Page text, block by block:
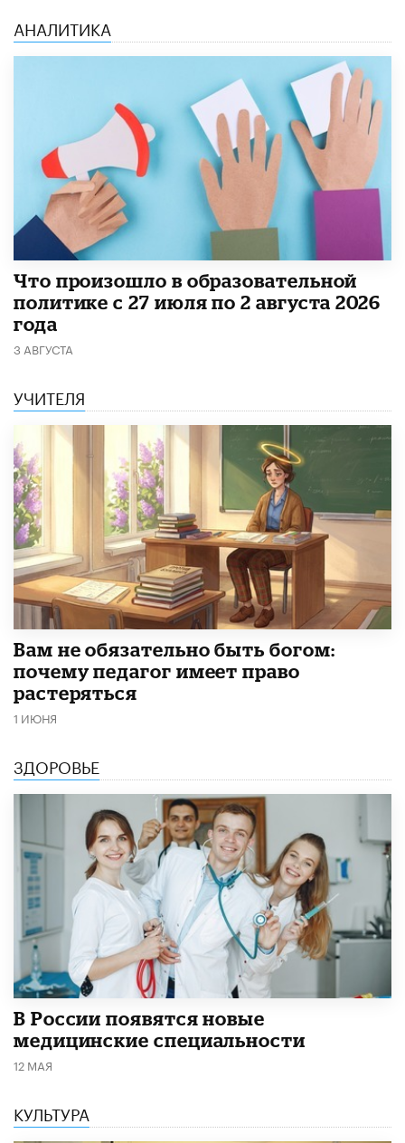
АНАЛИТИКА
​Что произошло в образовательной
политике с 27 июля по 2 августа 2026
года
3 АВГУСТА
УЧИТЕЛЯ
​Вам не обязательно быть богом:
почему педагог имеет право
растеряться
1 ИЮНЯ
ЗДОРОВЬЕ
В России появятся новые
медицинские специальности
12 МАЯ
КУЛЬТУРА